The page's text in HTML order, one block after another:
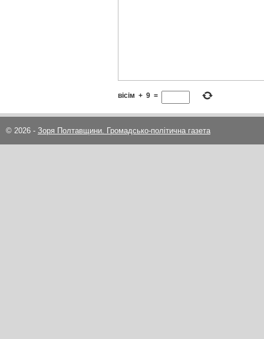
вісім + 9 =
© 2026 - Зоря Полтавщини. Громадсько-політична газета